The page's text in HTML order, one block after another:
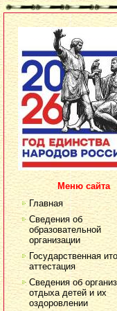
Меню сайта
Главная
Сведения об
образовательной
организации
Государственная
аттестация
Сведения об
отдыха детей и их
оздоровлении